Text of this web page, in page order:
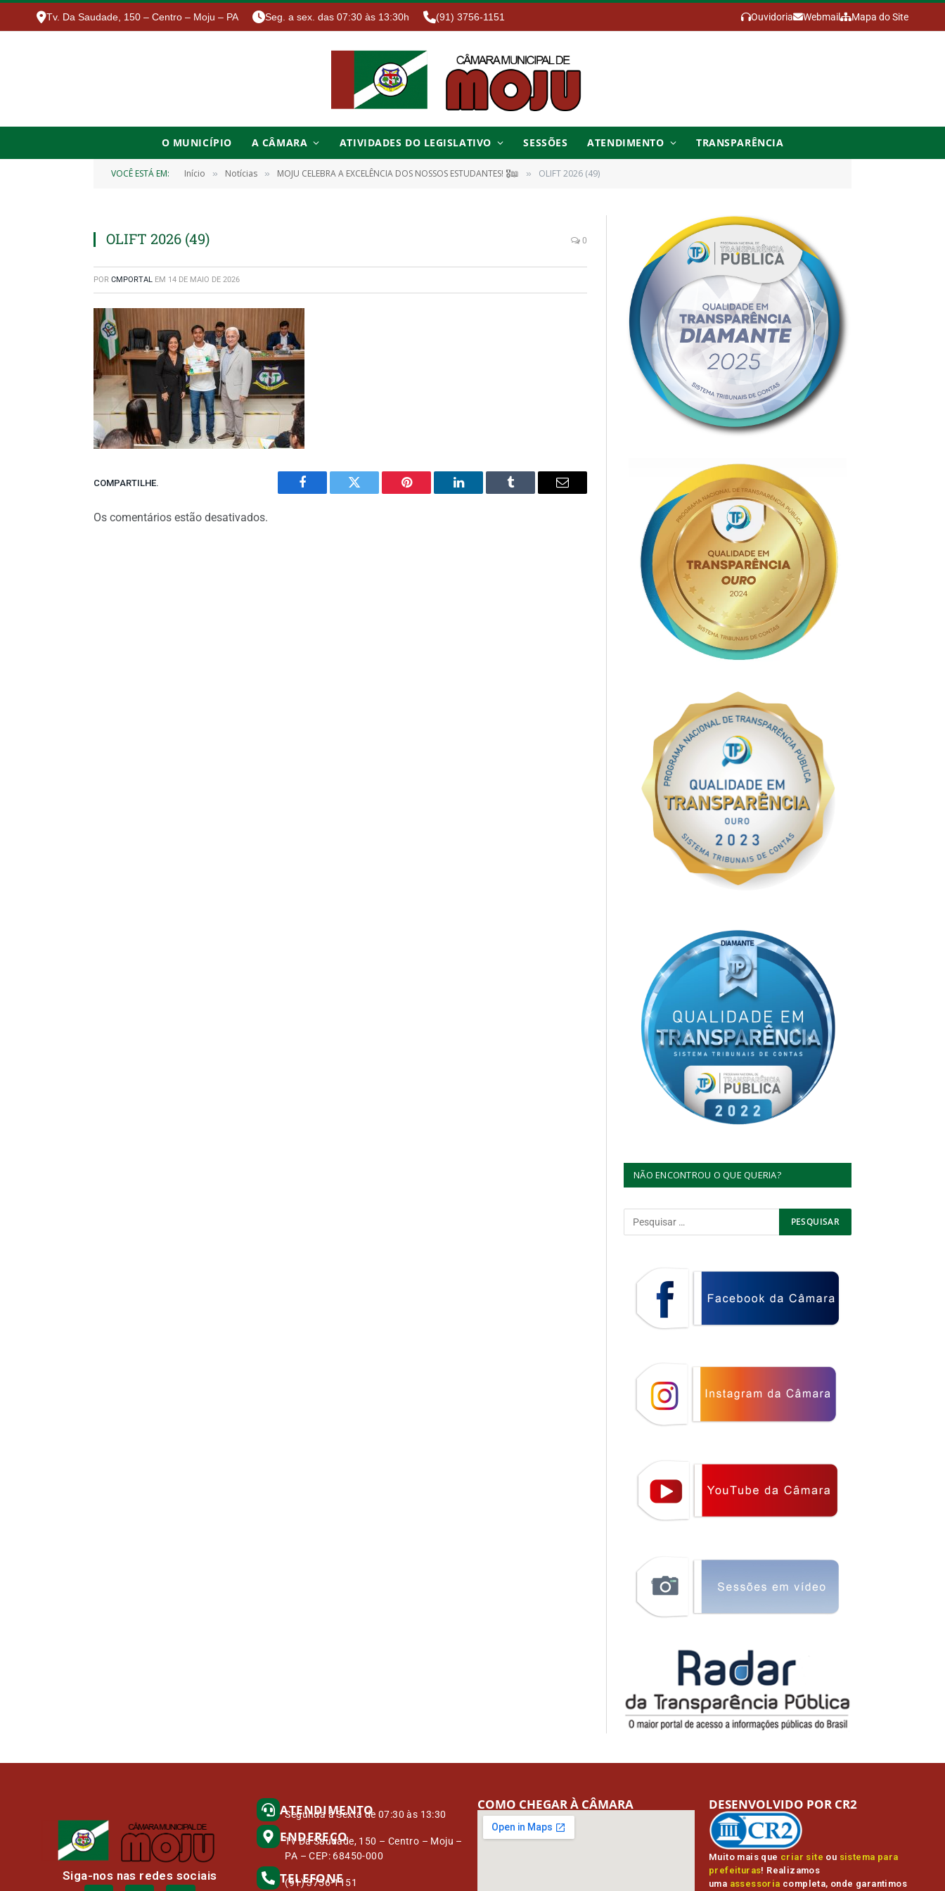
Tv. Da Saudade, 150 – Centro – Moju – PA Seg. a sex. das 07:30 às 13:30h (91) 3756-1151 Ouvidoria Webmail Mapa do Site
O MUNICÍPIO A CÂMARA ATIVIDADES DO LEGISLATIVO SESSÕES ATENDIMENTO TRANSPARÊNCIA
VOCÊ ESTÁ EM: Início » Notícias » MOJU CELEBRA A EXCELÊNCIA DOS NOSSOS ESTUDANTES! 🎖️📖 » OLIFT 2026 (49)
OLIFT 2026 (49) 0
POR CMPORTAL EM 14 DE MAIO DE 2026
COMPARTILHE.
Facebook Twitter Pinterest
O
Tumblr
E-
Os comentários estão desativados.
NÃO ENCONTROU O QUE QUERIA?
Siga-nos nas redes sociais
ATENDIMENTO
Segunda à Sexta de 07:30 às 13:30
ENDEREÇO
Tv Da Saudade, 150 – Centro – Moju –
PA – CEP: 68450-000
TELEFONE
(91) 3756-1151
COMO CHEGAR À CÂMARA
Muito mais que criar site ou sistema para
prefeituras! Realizamos
uma assessoria completa, onde garantimos
DESENVOLVIDO POR CR2